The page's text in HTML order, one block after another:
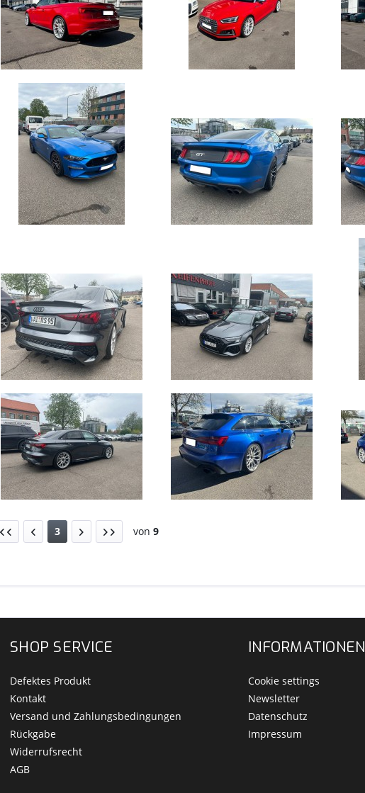
3 von 9
SHOP SERVICE
Defektes Produkt
Kontakt
Versand und Zahlungsbedingungen
Rückgabe
Widerrufsrecht
AGB
INFORMATIONEN
Cookie settings
Newsletter
Datenschutz
Impressum